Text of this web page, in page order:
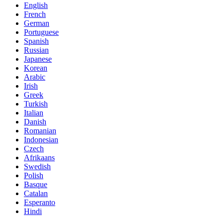
English
French
German
Portuguese
Spanish
Russian
Japanese
Korean
Arabic
Irish
Greek
Turkish
Italian
Danish
Romanian
Indonesian
Czech
Afrikaans
Swedish
Polish
Basque
Catalan
Esperanto
Hindi